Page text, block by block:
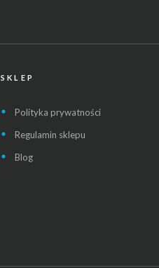
SKLEP
Polityka prywatności
Regulamin sklepu
Blog